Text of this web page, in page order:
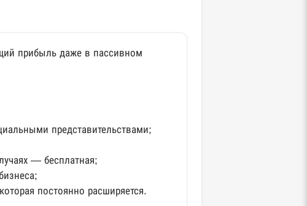
прибыль даже в пассивном
представительствами;
— бесплатная;
постоянно расширяется.